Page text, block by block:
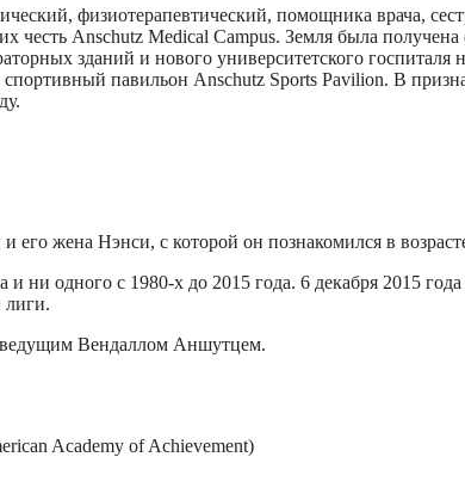
физиотерапевтический, помощника врача,
Anschutz Medical Campus. Земля была получена
зданий и нового университетского госпиталя
павильон Anschutz Sports Pavilion. В
жена Нэнси, с которой он познакомился в
ни одного с 1980-х до 2015 года. 6 декабря 2015
лиги.
Вендаллом Аншутцем.
Academy of Achievement)